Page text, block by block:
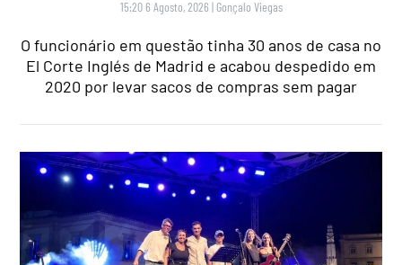
15:20 6 Agosto, 2026 | Gonçalo Viegas
O funcionário em questão tinha 30 anos de casa no
El Corte Inglés de Madrid e acabou despedido em
2020 por levar sacos de compras sem pagar